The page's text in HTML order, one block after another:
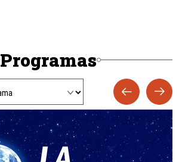
Programas